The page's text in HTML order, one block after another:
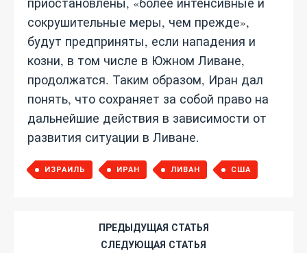
сокрушительные меры, чем прежде»,
будут предприняты, если нападения и
козни, в том числе в Южном Ливане,
продолжатся. Таким образом, Иран дал
понять, что сохраняет за собой право на
дальнейшие действия в зависимости от
развития ситуации в Ливане.
ИЗРАИЛЬ ИРАН ЛИВАН США
ПРЕДЫДУЩАЯ СТАТЬЯ
СЛЕДУЮЩАЯ СТАТЬЯ